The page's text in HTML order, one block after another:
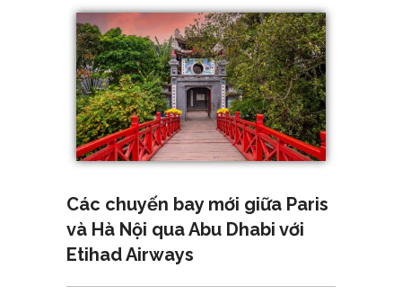
Các chuyến bay mới giữa Paris
và Hà Nội qua Abu Dhabi với
Etihad Airways